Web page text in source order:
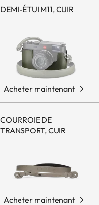
DEMI-ÉTUI M11, CUIR
Acheter maintenant
COURROIE DE
TRANSPORT, CUIR
Acheter maintenant